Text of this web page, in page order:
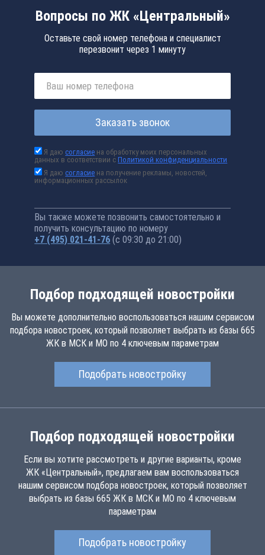
Вопросы по ЖК «Центральный»
Оставьте свой номер телефона и специалист
перезвонит через 1 минуту
Заказать звонок
Я даюсогласие на обработку моих персональных
данных в соответствии сПолитикой конфиденциальности
Я даюсогласие на получение рекламы, новостей,
информационных рассылок
Вы также можете позвонить самостоятельно и
получить консультацию по номеру
+7 (495) 021-41-76 (с 09:30 до 21:00)
Подбор подходящей новостройки
Вы можете дополнительно воспользоваться нашим сервисом
подбора новостроек, который позволяет выбрать из базы 665
ЖК в МСК и МО по 4 ключевым параметрам
Подобрать новостройку
Подбор подходящей новостройки
Если вы хотите рассмотреть и другие варианты, кроме
ЖК «Центральный», предлагаем вам воспользоваться
нашим сервисом подбора новостроек, который позволяет
выбрать из базы 665 ЖК в МСК и МО по 4 ключевым
параметрам
Подобрать новостройку